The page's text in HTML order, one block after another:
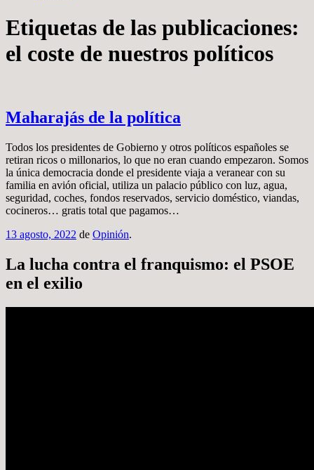
Etiquetas de las publicaciones:
el coste de nuestros políticos
Maharajás de la política
Todos los presidentes de Gobierno y otros políticos españoles se
retiran ricos o millonarios, lo que no eran cuando empezaron. Somos
la única democracia donde el presidente viaja a veranear con su
familia en avión oficial, utiliza un palacio público con luz, agua,
seguridad, coches, fondos reservados, servicio doméstico, viandas,
cocineros… gratis total que pagamos…
13 agosto, 2022 de Opinión.
La lucha contra el franquismo: el PSOE
en el exilio